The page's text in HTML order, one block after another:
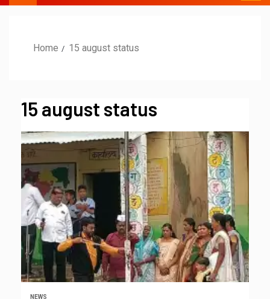
Home 15 august status
15 august status
NEWS